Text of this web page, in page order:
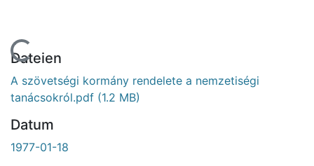
Lade...
Dateien
A szövetségi kormány rendelete a nemzetiségi
tanácsokról.pdf (1.2 MB)
Datum
1977-01-18